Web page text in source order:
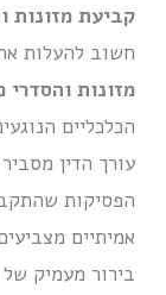
קביעת מזונות
חשוב להעלות
מזונות והסדרי
הכלכליים
עורך הדין
הפסיקות
אמיתיים
בירור מעמיק